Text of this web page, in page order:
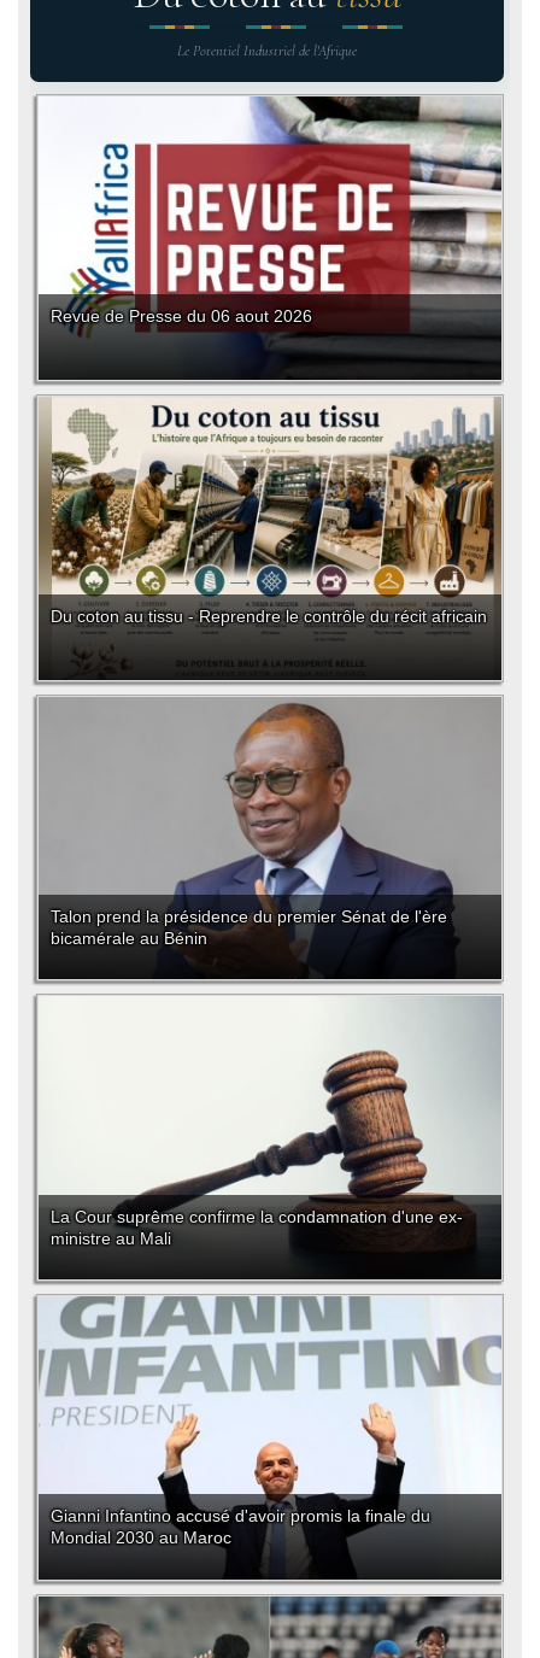
Le Potentiel Industriel de l'Afrique
Revue de Presse du 06 aout 2026
Du coton au tissu - Reprendre le contrôle du récit africain
Talon prend la présidence du premier Sénat de l'ère
bicamérale au Bénin
La Cour suprême confirme la condamnation d'une ex-
ministre au Mali
Gianni Infantino accusé d'avoir promis la finale du
Mondial 2030 au Maroc